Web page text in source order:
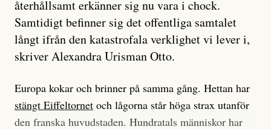
återhållsamt erkänner sig nu vara i chock.
Samtidigt befinner sig det offentliga samtalet
långt ifrån den katastrofala verklighet vi lever i,
skriver Alexandra Urisman Otto.
Europa kokar och brinner på samma gång. Hettan har
stängt Eiffeltornet och lågorna står höga strax utanför
den franska huvudstaden. Hundratals människor har